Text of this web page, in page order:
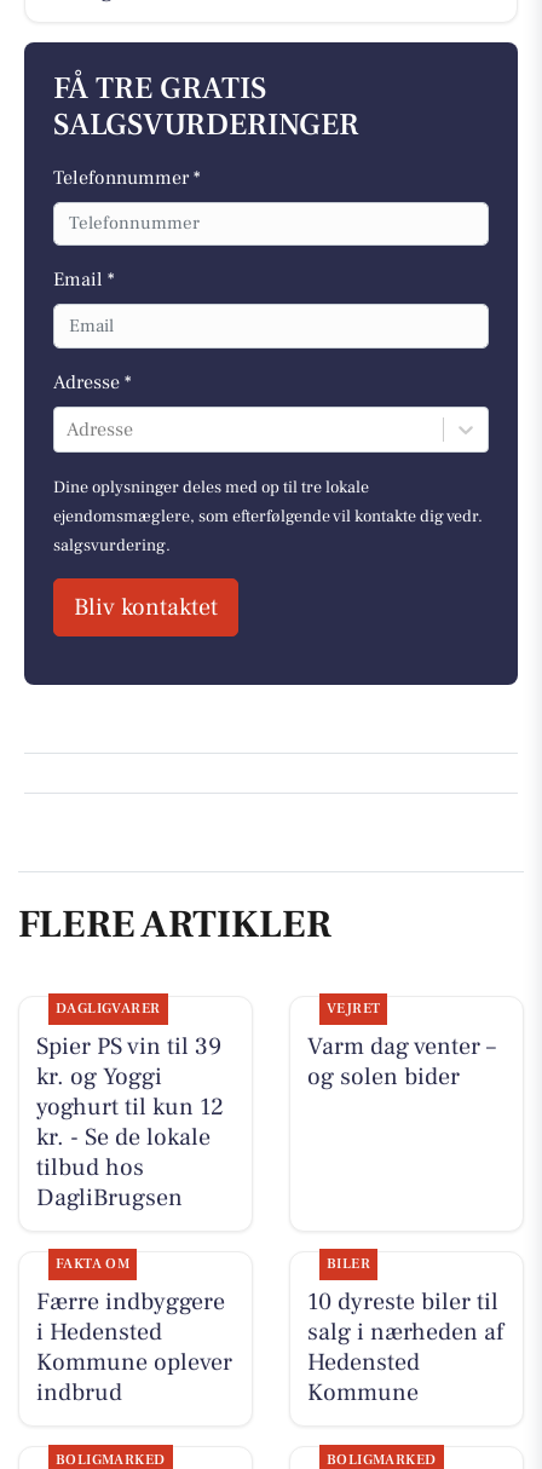
FÅ TRE GRATIS
SALGSVURDERINGER
Telefonnummer *
Email *
Adresse *
Adresse
Dine oplysninger deles med op til tre lokale
ejendomsmæglere, som efterfølgende vil kontakte dig vedr.
salgsvurdering.
Bliv kontaktet
FLERE ARTIKLER
DAGLIGVARER
Spier PS vin til 39
kr. og Yoggi
yoghurt til kun 12
kr. - Se de lokale
tilbud hos
DagliBrugsen
VEJRET
Varm dag venter –
og solen bider
FAKTA OM
Færre indbyggere
i Hedensted
Kommune oplever
indbrud
BILER
10 dyreste biler til
salg i nærheden af
Hedensted
Kommune
BOLIGMARKED BOLIGMARKED